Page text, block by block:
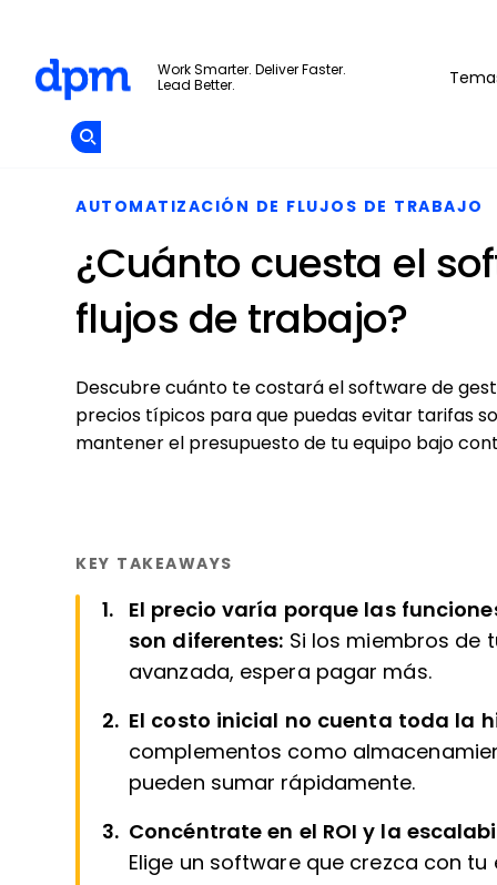
Skip to main content
Work Smarter. Deliver Faster.
Lead Better.
Add as
AUTOMATIZACIÓN DE FLUJOS DE TRABAJO
¿Cuánto cuesta el
flujos de trabajo?
Descubre cuánto te costará el software de
precios típicos para que puedas evitar tarifas
mantener el presupuesto de tu equipo bajo
KEY TAKEAWAYS
El precio varía porque las
son diferentes: Si los miembros de
avanzada, espera pagar más.
El costo inicial no cuenta toda la
complementos como
pueden sumar rápidamente.
Concéntrate en el ROI y la
Elige un software que crezca con